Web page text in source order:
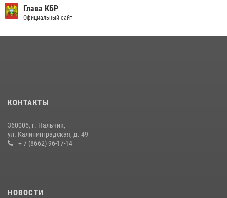
округе Росгвардии
09 июля 2026, 08:36
В Кабардино-Балкарии при силовой поддержке Росгвардии изъяты
оружие и наркотические средства
Глава КБР
Официальный сайт
КОНТАКТЫ
360005, г. Нальчик,
ул. Калининградская, д. 49
+ 7 (8662) 96-17-14
НОВОСТИ